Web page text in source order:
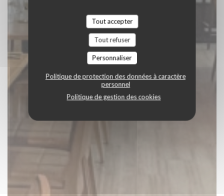
Tout accepter
Tout refuser
Personnaliser
Politique de protection des données à caractère
personnel
Politique de gestion des cookies